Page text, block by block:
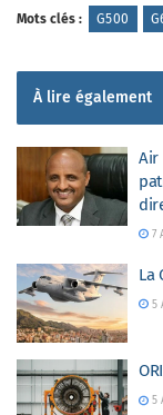
Mots clés : G500
À lire également
Air
7
La
5
5